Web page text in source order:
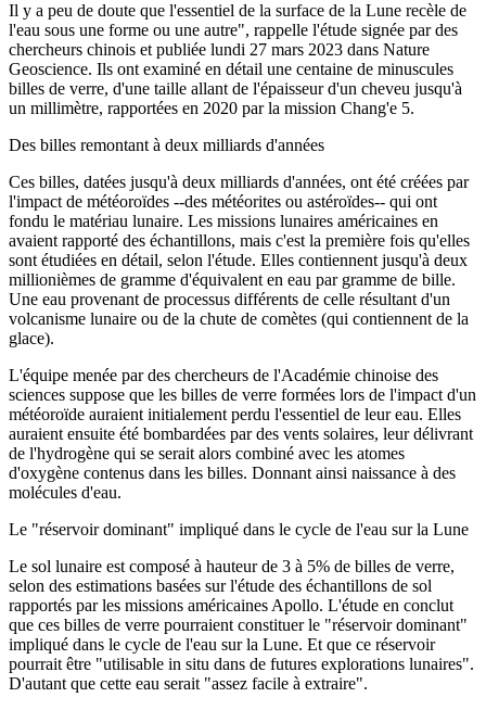
Il y a peu de doute que l'essentiel de la surface de la Lune recèle de
l'eau sous une forme ou une autre", rappelle l'étude signée par des
chercheurs chinois et publiée lundi 27 mars 2023 dans Nature
Geoscience. Ils ont examiné en détail une centaine de minuscules
billes de verre, d'une taille allant de l'épaisseur d'un cheveu jusqu'à
un millimètre, rapportées en 2020 par la mission Chang'e 5.
Des billes remontant à deux milliards d'années
Ces billes, datées jusqu'à deux milliards d'années, ont été créées par
l'impact de météoroïdes --des météorites ou astéroïdes-- qui ont
fondu le matériau lunaire. Les missions lunaires américaines en
avaient rapporté des échantillons, mais c'est la première fois qu'elles
sont étudiées en détail, selon l'étude. Elles contiennent jusqu'à deux
millionièmes de gramme d'équivalent en eau par gramme de bille.
Une eau provenant de processus différents de celle résultant d'un
volcanisme lunaire ou de la chute de comètes (qui contiennent de la
glace).
L'équipe menée par des chercheurs de l'Académie chinoise des
sciences suppose que les billes de verre formées lors de l'impact d'un
météoroïde auraient initialement perdu l'essentiel de leur eau. Elles
auraient ensuite été bombardées par des vents solaires, leur délivrant
de l'hydrogène qui se serait alors combiné avec les atomes
d'oxygène contenus dans les billes. Donnant ainsi naissance à des
molécules d'eau.
Le "réservoir dominant" impliqué dans le cycle de l'eau sur la Lune
Le sol lunaire est composé à hauteur de 3 à 5% de billes de verre,
selon des estimations basées sur l'étude des échantillons de sol
rapportés par les missions américaines Apollo. L'étude en conclut
que ces billes de verre pourraient constituer le "réservoir dominant"
impliqué dans le cycle de l'eau sur la Lune. Et que ce réservoir
pourrait être "utilisable in situ dans de futures explorations lunaires".
D'autant que cette eau serait "assez facile à extraire".